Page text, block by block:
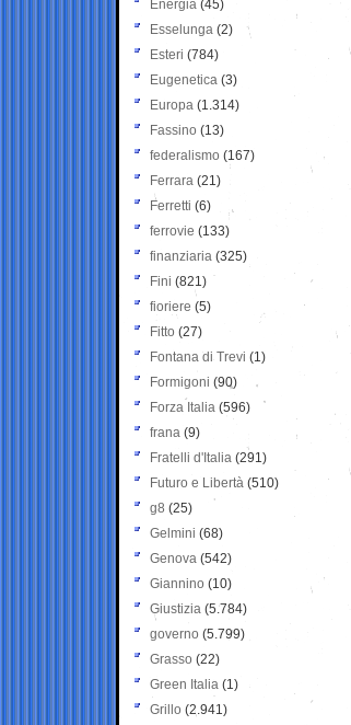
Energia (45)
Esselunga (2)
Esteri (784)
Eugenetica (3)
Europa (1.314)
Fassino (13)
federalismo (167)
Ferrara (21)
Ferretti (6)
ferrovie (133)
finanziaria (325)
Fini (821)
fioriere (5)
Fitto (27)
Fontana di Trevi (1)
Formigoni (90)
Forza Italia (596)
frana (9)
Fratelli d'Italia (291)
Futuro e Libertà (510)
g8 (25)
Gelmini (68)
Genova (542)
Giannino (10)
Giustizia (5.784)
governo (5.799)
Grasso (22)
Green Italia (1)
Grillo (2.941)